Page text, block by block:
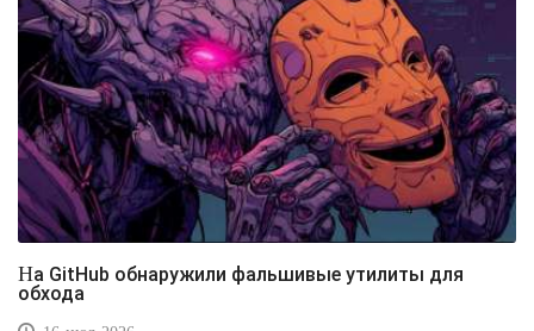
На GitHub обнаружили фальшивые утилиты для
обхода